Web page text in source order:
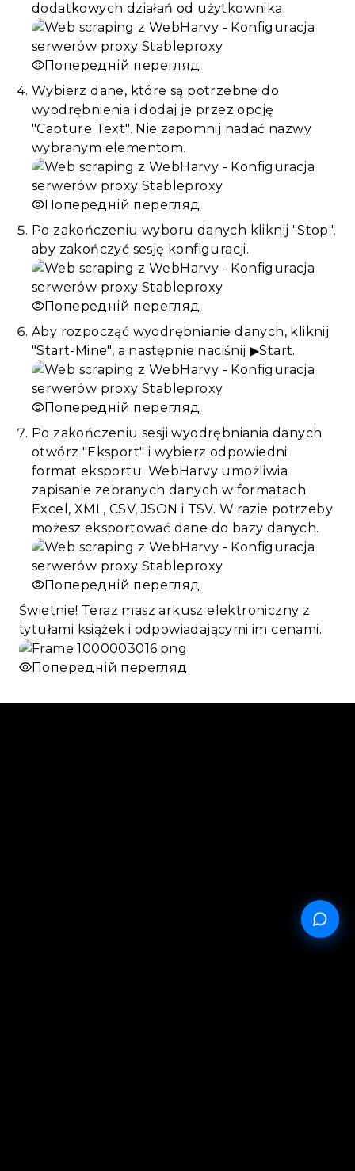
dodatkowych działań od użytkownika.
Попередній перегляд
Wybierz dane, które są potrzebne do
wyodrębnienia i dodaj je przez opcję
"Capture Text". Nie zapomnij nadać nazwy
wybranym elementom.
Попередній перегляд
Po zakończeniu wyboru danych kliknij "Stop",
aby zakończyć sesję konfiguracji.
Попередній перегляд
Aby rozpocząć wyodrębnianie danych, kliknij
"Start-Mine", a następnie naciśnij ▶Start.
Попередній перегляд
Po zakończeniu sesji wyodrębniania danych
otwórz "Eksport" i wybierz odpowiedni
format eksportu. WebHarvy umożliwia
zapisanie zebranych danych w formatach
Excel, XML, CSV, JSON i TSV. W razie potrzeby
możesz eksportować dane do bazy danych.
Попередній перегляд
Świetnie! Teraz masz arkusz elektroniczny z
tytułami książek i odpowiadającymi im cenami.
Попередній перегляд